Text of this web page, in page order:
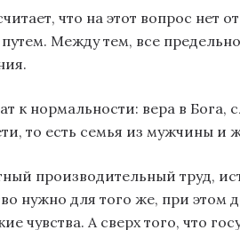
что на этот вопрос нет
Между тем, все
к нормальности: вера в Бога,
то есть семья из мужчины
производительный труд,
нужно для того же, при этом
чувства. А сверх того, что